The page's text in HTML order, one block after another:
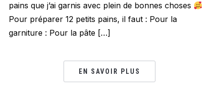
pains que j’ai garnis avec plein de bonnes choses
Pour préparer 12 petits pains, il faut : Pour la
garniture : Pour la pâte […]
EN SAVOIR PLUS